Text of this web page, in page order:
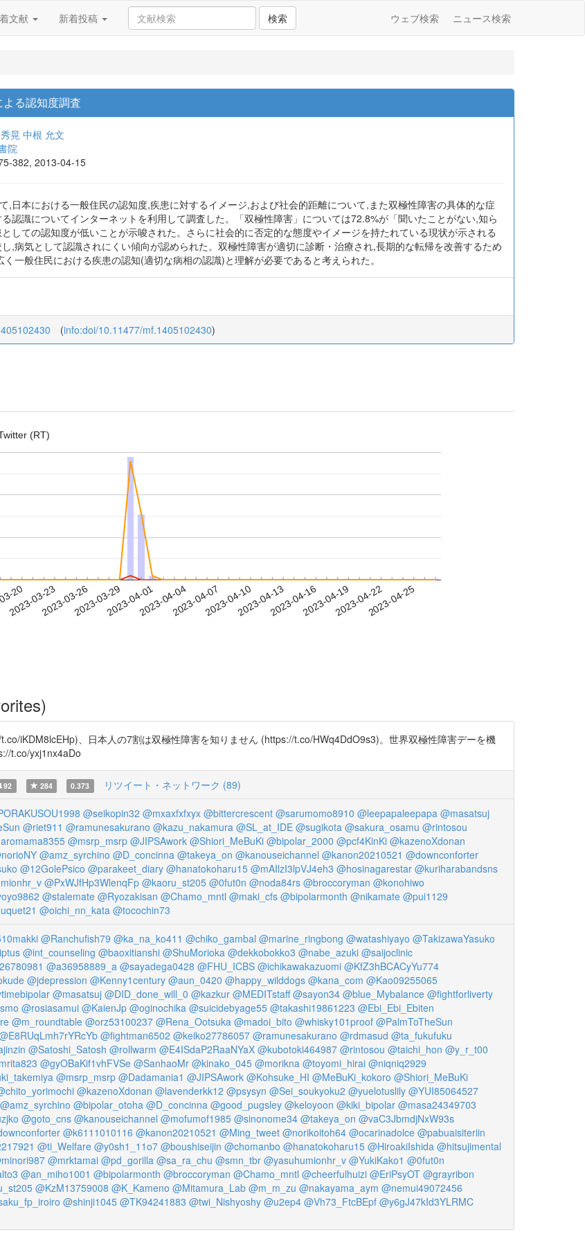
文献 新着投稿 検索 ウェブ検索 ニュース検索
る認知度調査
晃 中根 允文
院
382, 2013-04-15
,日本における一般住民の認知度,疾患に対するイメージ,および社会的距離について,また双極性障害の具体的な症
認識についてインターネットを利用して調査した。「双極性障害」については72.8%が「聞いたことがない,知ら
しての認知度が低いことが示唆された。さらに社会的に否定的な態度やイメージを持たれている現状が示される
,病気として認識されにくい傾向が認められた。双極性障害が適切に診断・治療され,長期的な転帰を改善するため
一般住民における疾患の認知(適切な病相の認識)と理解が必要であると考えられた。
(info:doi/10.11477/mf.1405102430)
(RT)
20
2023-03-232023-03-262023-03-292023-04-012023-04-042023-04-072023-04-102023-04-132023-04-162023-04-192023-04-222023-04-25
iKDM8lcEHp)、日本人の7割は双極性障害を知りません (https://t.co/HWq4DdO9s3)。世界双極性障害デーを機
t.co/yxj1nx4aDo
92 284 0.373 リツイート・ネットワーク (89)
@seikopin32 @mxaxfxfxyx @bittercrescent @sarumomo8910 @leepapaleepapa @masatsuj
@riet911 @ramunesakurano @kazu_nakamura @SL_at_IDE @sugikota @sakura_osamu @rintosou
@msrp_msrp @JIPSAwork @Shiori_MeBuKi @bipolar_2000 @pcf4KinKi @kazenoXdonan
@amz_syrchino @D_concinna @takeya_on @kanouseichannel @kanon20210521 @downconforter
@12GolePsico @parakeet_diary @hanatokoharu15 @mAIlzI3lpVJ4eh3 @hosinagarestar @kuriharabandsns
@PxWJfHp3WlenqFp @kaoru_st205 @0fut0n @noda84rs @broccoryman @konohiwo
@stalemate @Ryozakisan @Chamo_mntl @maki_cfs @bipolarmonth @nikamate @pui1129
@oichi_nn_kata @tocochin73
@Ranchufish79 @ka_na_ko411 @chiko_gambal @marine_ringbong @watashiyayo @TakizawaYasuko
@int_counseling @baoxitianshi @ShuMorioka @dekkobokko3 @nabe_azuki @saijoclinic
@a36958889_a @sayadega0428 @FHU_ICBS @ichikawakazuomi @KfZ3hBCACyYu774
@jdepression @Kenny1century @aun_0420 @happy_wilddogs @kana_com @Kao09255065
@masatsuj @DID_done_will_0 @kazkur @MEDITstaff @sayon34 @blue_Mybalance @fightforliverty
@rosiasamui @KaienJp @oginochika @suicidebyage55 @takashi19861223 @Ebi_Ebi_Ebiten
@m_roundtable @orz53100237 @Rena_Ootsuka @madoi_bito @whisky101proof @PalmToTheSun
@fightman6502 @keiko27786057 @ramunesakurano @rdmasud @ta_fukufuku
@Satoshi_Satosh @rollwarm @E4ISdaP2RaaNYaX @kubotoki464987 @rintosou @taichi_hon @y_r_t00
@gyOBaKif1vhFVSe @SanhaoMr @kinako_045 @morikna @toyomi_hirai @niqniq2929
@msrp_msrp @Dadamania1 @JIPSAwork @Kohsuke_HI @MeBuKi_kokoro @Shiori_MeBuKi
@kazenoXdonan @lavenderkk12 @psysyn @Sei_soukyoku2 @yuelotuslily @YUI85064527
@amz_syrchino @bipolar_otoha @D_concinna @good_pugsley @keloyoon @kiki_bipolar @masa24349703
@goto_cns @kanouseichannel @mofumof1985 @sinonome34 @takeya_on @vaC3JbmdjNxW93s
@k6111010116 @kanon20210521 @Ming_tweet @norikoitoh64 @ocarinadolce @pabuaisiteriin
@ti_Welfare @y0sh1_11o7 @boushiseijin @chomanbo @hanatokoharu15 @HiroakiIshida @hitsujimental
@mrktamai @pd_gorilla @sa_ra_chu @smn_tbr @yasuhumionhr_v @YukiKako1 @0fut0n
@an_miho1001 @bipolarmonth @broccoryman @Chamo_mntl @cheerfulhuizi @EriPsyOT @grayribon
@KzM13759008 @K_Kameno @Mitamura_Lab @m_m_zu @nakayama_aym @nemui49072456
@shinji1045 @TK94241883 @twi_Nishyoshy @u2ep4 @Vh73_FtcBEpf @y6gJ47kId3YLRMC